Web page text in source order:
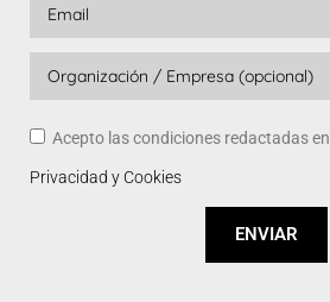
Acepto las condiciones redactadas en
Privacidad y Cookies
ENVIAR